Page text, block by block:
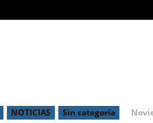
NOTICIAS Sin categoría